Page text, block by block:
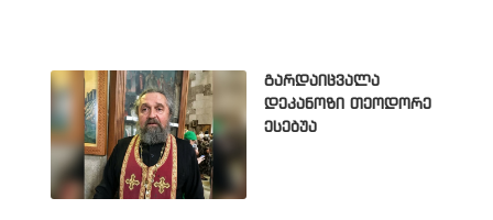
გარდაიცვალა
დეკანოზი თეოდორე
ესებუა